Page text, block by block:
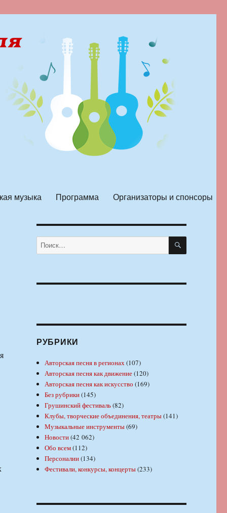
музыка Программа Организаторы и спонсоры
Искать: ПОИСК
РУБРИКИ
Авторская песня в регионах(107)
Авторская песня как движение(120)
Авторская песня как искусство (169)
Без рубрики(145)
Грушинский фестиваль(82)
Клубы, творческие объединения, театры(141)
Музыкальные инструменты(69)
Новости(42 062)
Обо всем(112)
Персоналии(134)
Фестивали, конкурсы, концерты(233)